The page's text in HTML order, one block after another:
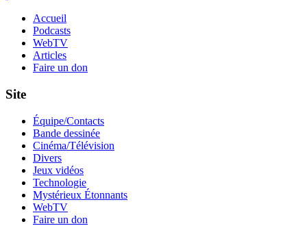
Accueil
Podcasts
WebTV
Articles
Faire un don
Site
Équipe/Contacts
Bande dessinée
Cinéma/Télévision
Divers
Jeux vidéos
Technologie
Mystérieux Étonnants
WebTV
Faire un don